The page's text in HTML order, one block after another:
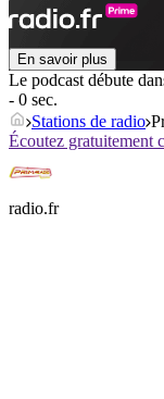
En savoir plus
Le podcast débute
- 0 sec.
Stations de radio
Écoutez gratuitement
radio.fr